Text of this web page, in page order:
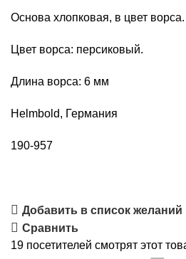
Основа хлопковая, в цвет
Цвет ворса: персиковый.
Длина ворса: 6 мм
Helmbold, Германия
190-957
Добавить в список желаний
Сравнить
19 посетителей смотрят этот